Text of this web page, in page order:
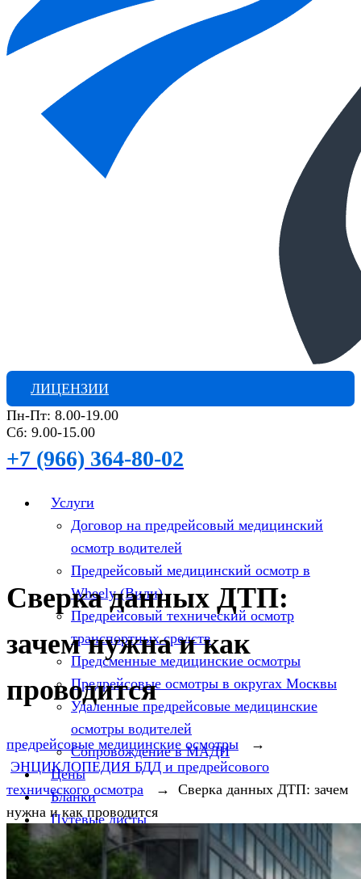
ЛИЦЕНЗИИ
Пн-Пт: 8.00-19.00
Сб: 9.00-15.00
+7 (966) 364-80-02
Услуги
Договор на предрейсовый медицинский
осмотр водителей
Предрейсовый медицинский осмотр в
Wheely (Вили)
Предрейсовый технический осмотр
транспортных средств
Предсменные медицинские осмотры
Предрейсовые осмотры в округах Москвы
Удаленные предрейсовые медицинские
осмотры водителей
Сопровождение в МАДИ
Цены
Бланки
Путевые листы
Путевой лист 2025
Путевой лист грузового автомобиля
Сверка данных ДТП:
зачем нужна и как
проводится
предрейсовые медицинские осмотры
→
ЭНЦИКЛОПЕДИЯ БДД и предрейсового
технического осмотра → Сверка данных ДТП: зачем
нужна и как проводится